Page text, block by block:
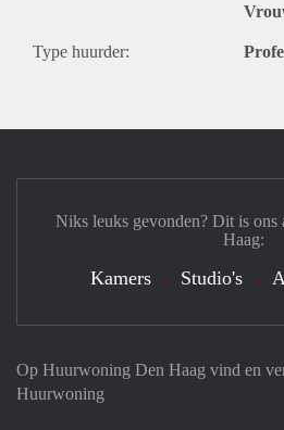
Type huurder:
Op Huurwoning Den Haag vind en
Huurwoning
Niks leuks gevonden? Dit is ons
Haag:
Kamers Studio's